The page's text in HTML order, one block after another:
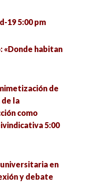
19 5:00 pm
«Donde habitan
de
la
como
5:00
en
y debate